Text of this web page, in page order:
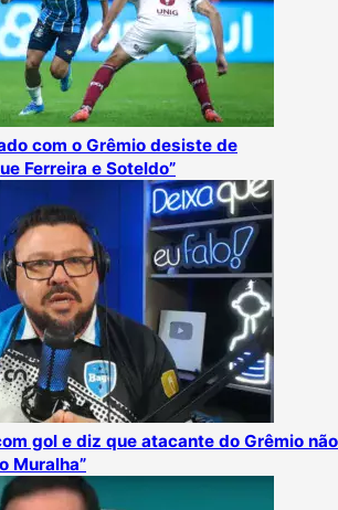
com o Grêmio desiste de
Ferreira e Soteldo”
gol e diz que atacante do Grêmio não
Muralha”